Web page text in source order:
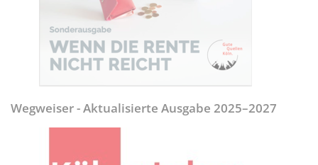
Wegweiser - Aktualisierte Ausgabe 2025–2027